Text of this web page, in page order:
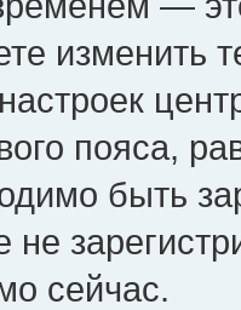
изменить
пояса,
быть
сейчас.